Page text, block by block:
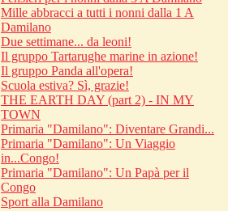
Mille abbracci a tutti i nonni dalla 1 A
Damilano
Due settimane... da leoni!
Il gruppo Tartarughe marine in azione!
Il gruppo Panda all'opera!
Scuola estiva? Sì, grazie!
THE EARTH DAY (part 2) - IN MY
TOWN
Primaria "Damilano": Diventare Grandi...
Primaria "Damilano": Un Viaggio
in...Congo!
Primaria "Damilano": Un Papà per il
Congo
Sport alla Damilano